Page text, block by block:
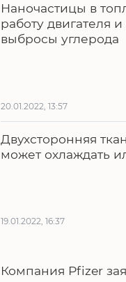
Наночастицы в
работу двигателя и
выбросы углерода
20.01.2022, 13:57
Двухсторонняя
может охлаждать
19.01.2022, 16:37
Компания Pfizer